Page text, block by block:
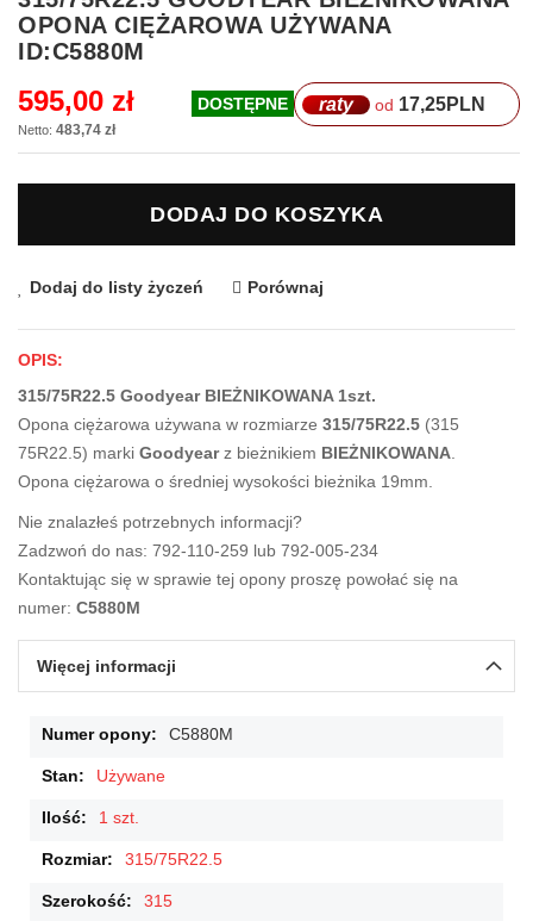
na
początek
galerii
OPONA CIĘŻAROWA UŻYWANA
ID:C5880M
595,00 zł
483,74 zł
DOSTĘPNE raty od 17,25PLN
DODAJ DO KOSZYKA
Dodaj do listy życzeń Porównaj
OPIS:
315/75R22.5 Goodyear BIEŻNIKOWANA 1szt.
Opona ciężarowa używana w rozmiarze 315/75R22.5 (315
75R22.5) marki Goodyearz bieżnikiem BIEŻNIKOWANA.
Opona ciężarowa o średniej wysokości bieżnika 19mm.
Nie znalazłeś potrzebnych informacji?
Zadzwoń do nas: 792-110-259 lub 792-005-234
Kontaktując się w sprawie tej opony proszę powołać się na
numer: C5880M
Więcej informacji
Więcej
C5880M
Używane
1 szt.
315/75R22.5
315